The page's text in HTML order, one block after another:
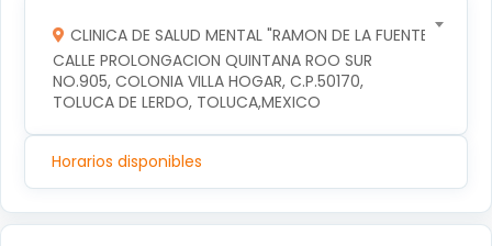
CLINICA DE SALUD MENTAL "RAMON DE LA FUENTE"
CALLE PROLONGACION QUINTANA ROO SUR
NO.905, COLONIA VILLA HOGAR, C.P.50170,
TOLUCA DE LERDO, TOLUCA,MEXICO
Horarios disponibles